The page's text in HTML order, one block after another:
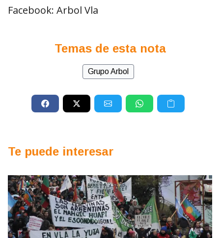
Facebook: Arbol Vla
Temas de esta nota
Grupo Arbol
Te puede interesar